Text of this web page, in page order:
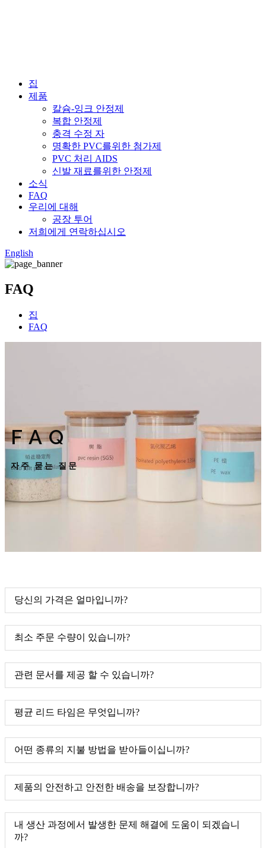
집
제품
칼슘-잉크 안정제
복합 안정제
충격 수정 자
명확한 PVC를위한 첨가제
PVC 처리 AIDS
신발 재료를위한 안정제
소식
FAQ
우리에 대해
공장 투어
저희에게 연락하십시오
English
FAQ
집
FAQ
FAQ
자주 묻는 질문
당신의 가격은 얼마입니까?
최소 주문 수량이 있습니까?
관련 문서를 제공 할 수 있습니까?
평균 리드 타임은 무엇입니까?
어떤 종류의 지불 방법을 받아들이십니까?
제품의 안전하고 안전한 배송을 보장합니까?
내 생산 과정에서 발생한 문제 해결에 도움이 되겠습니
까?